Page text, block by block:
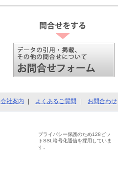
会社案内 よくあるご質問 お問合わせ
プライバシー保護のため128ビッ
トSSL暗号化通信を採用していま
す。